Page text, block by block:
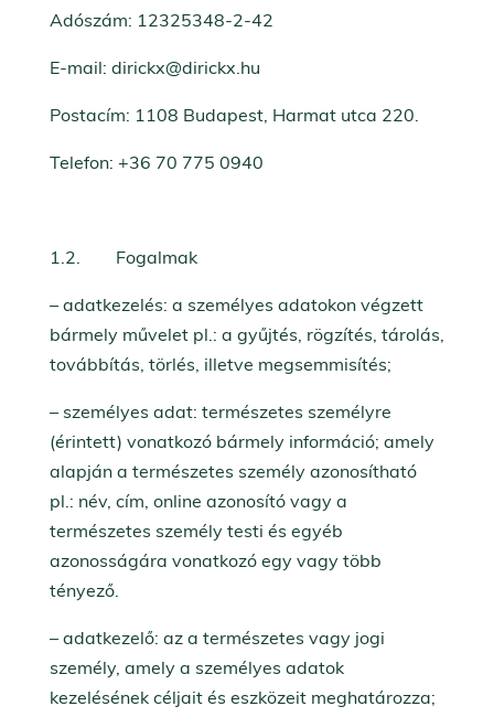
Adószám: 12325348-2-42
E-mail: dirickx@dirickx.hu
Postacím: 1108 Budapest, Harmat utca 220.
Telefon: +36 70 775 0940
1.2. Fogalmak
– adatkezelés: a személyes adatokon végzett
bármely művelet pl.: a gyűjtés, rögzítés, tárolás,
továbbítás, törlés, illetve megsemmisítés;
– személyes adat: természetes személyre
(érintett) vonatkozó bármely információ; amely
alapján a természetes személy azonosítható
pl.: név, cím, online azonosító vagy a
természetes személy testi és egyéb
azonosságára vonatkozó egy vagy több
tényező.
– adatkezelő: az a természetes vagy jogi
személy, amely a személyes adatok
kezelésének céljait és eszközeit meghatározza;